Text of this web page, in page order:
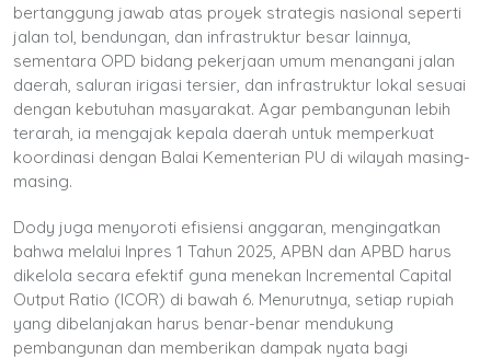
bertanggung jawab atas proyek strategis nasional seperti
jalan tol, bendungan, dan infrastruktur besar lainnya,
sementara OPD bidang pekerjaan umum menangani jalan
daerah, saluran irigasi tersier, dan infrastruktur lokal sesuai
dengan kebutuhan masyarakat. Agar pembangunan lebih
terarah, ia mengajak kepala daerah untuk memperkuat
koordinasi dengan Balai Kementerian PU di wilayah masing-
masing.
Dody juga menyoroti efisiensi anggaran, mengingatkan
bahwa melalui Inpres 1 Tahun 2025, APBN dan APBD harus
dikelola secara efektif guna menekan Incremental Capital
Output Ratio (ICOR) di bawah 6. Menurutnya, setiap rupiah
yang dibelanjakan harus benar-benar mendukung
pembangunan dan memberikan dampak nyata bagi